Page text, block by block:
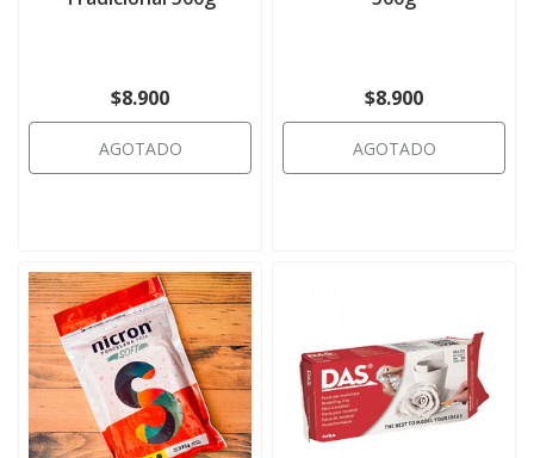
$8.900
AGOTADO
$8.900
AGOTADO